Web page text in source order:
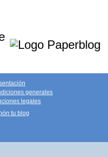
generales
legales
tu blog